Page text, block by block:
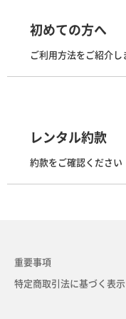
初めての方へ
ご利用方法をご紹介し
レンタル約款
約款をご確認ください
重要事項
特定商取引法に基づく表示